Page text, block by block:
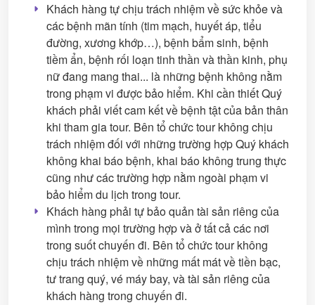
Khách hàng tự chịu trách nhiệm về sức khỏe và
các bệnh mãn tính (tim mạch, huyết áp, tiểu
đường, xương khớp…), bệnh bẩm sinh, bệnh
tiềm ẩn, bệnh rối loạn tinh thần và thần kinh, phụ
nữ đang mang thai... là những bệnh không nằm
trong phạm vi được bảo hiểm. Khi cần thiết Quý
khách phải viết cam kết về bệnh tật của bản thân
khi tham gia tour. Bên tổ chức tour không chịu
trách nhiệm đối với những trường hợp Quý khách
không khai báo bệnh, khai báo không trung thực
cũng như các trường hợp nằm ngoài phạm vi
bảo hiểm du lịch trong tour.
Khách hàng phải tự bảo quản tài sản riêng của
mình trong mọi trường hợp và ở tất cả các nơi
trong suốt chuyến đi. Bên tổ chức tour không
chịu trách nhiệm về những mất mát về tiền bạc,
tư trang quý, vé máy bay, và tài sản riêng của
khách hàng trong chuyến đi.